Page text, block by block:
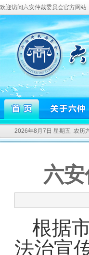
欢迎访问六安仲裁委员会官方网站
2026年8月7日 星期五 农历
六
根据
法治宣